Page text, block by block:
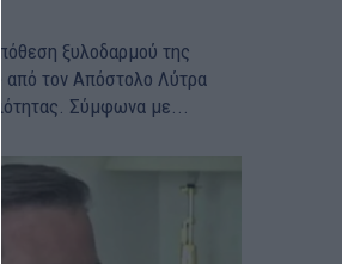
ξυλοδαρμού της
από τον Απόστολο Λύτρα
Σύμφωνα με...